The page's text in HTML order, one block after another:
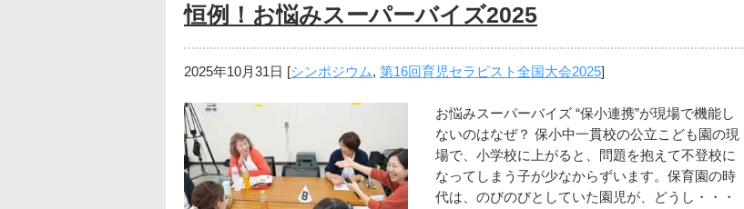
恒例！お悩みスーパーバイズ2025
2025年10月31日 [シンポジウム, 第16回育児セラピスト全国大会2025]
お悩みスーパーバイズ “保小連携”が現場で機能し
ないのはなぜ？ 保小中一貫校の公立こども園の現
場で、小学校に上がると、問題を抱えて不登校に
なってしまう子が少なからずいます。保育園の時
代は、のびのびとしていた園児が、どうし・・・